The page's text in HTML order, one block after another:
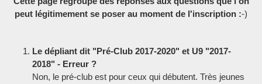
peut légitimement se poser au moment de l'inscription :-)
Le dépliant dit "Pré-Club 2017-2020" et U9 "2017-
2018" - Erreur ?
Non, le pré-club est pour ceux qui débutent. Très jeunes